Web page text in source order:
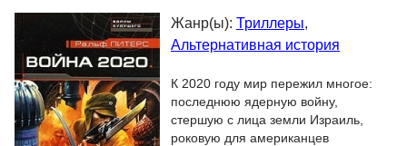
Жанр(ы): Триллеры,
Альтернативная история
К 2020 году мир пережил многое:
последнюю ядерную войну,
стершую с лица земли Израиль,
роковую для американцев